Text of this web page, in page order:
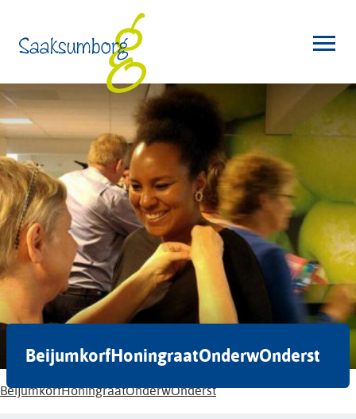
BeijumkorfHoningraatOnderwOnderst
BeijumkorfHoningraatOnderwOnderst